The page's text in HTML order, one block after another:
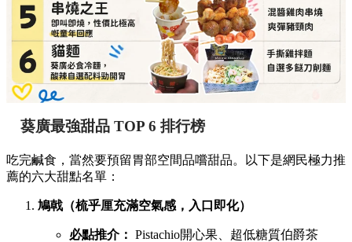
葵廣最強甜品 TOP 6 排行榜
吃完鹹食，當然要預留胃部空間品嚐甜品。以下是網民極力推
薦的六大甜點名單：
鳩戟（梳乎厘充滿空氣感，入口即化）
必點推介： Pistachio開心果、超低糖質伯爵茶